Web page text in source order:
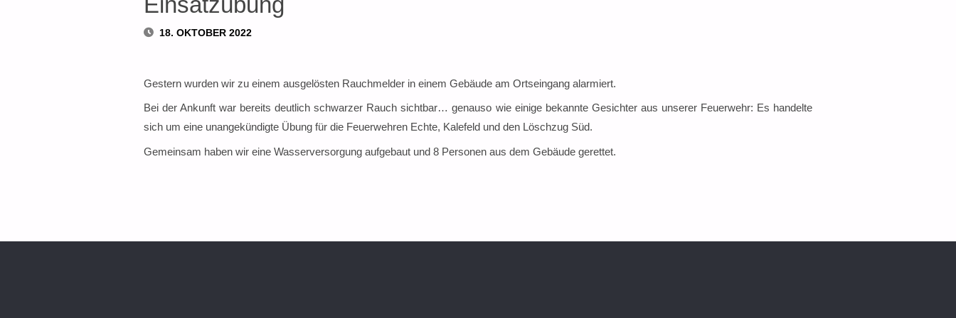
18. OKTOBER 2022
Gestern wurden wir zu einem ausgelösten Rauchmelder in einem Gebäude am Ortseingang alarmiert.
Bei der Ankunft war bereits deutlich schwarzer Rauch sichtbar… genauso wie einige bekannte Gesichter aus unserer Feuerwehr: Es handelte
sich um eine unangekündigte Übung für die Feuerwehren Echte, Kalefeld und den Löschzug Süd.
Gemeinsam haben wir eine Wasserversorgung aufgebaut und 8 Personen aus dem Gebäude gerettet.